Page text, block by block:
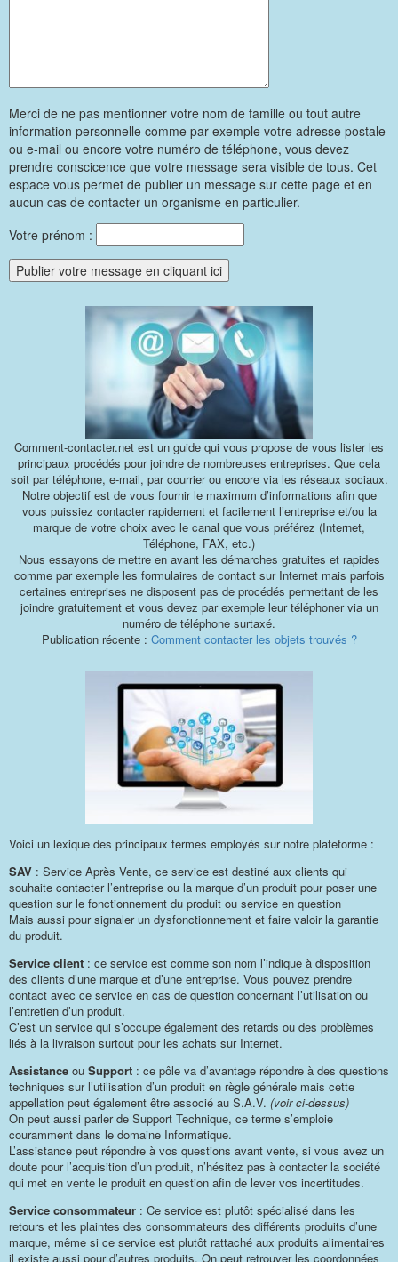
Merci de ne pas mentionner votre nom de famille ou tout autre
information personnelle comme par exemple votre adresse postale
ou e-mail ou encore votre numéro de téléphone, vous devez
prendre conscicence que votre message sera visible de tous. Cet
espace vous permet de publier un message sur cette page et en
aucun cas de contacter un organisme en particulier.
Votre prénom :
Comment-contacter.net est un guide qui vous propose de vous lister les
principaux procédés pour joindre de nombreuses entreprises. Que cela
soit par téléphone, e-mail, par courrier ou encore via les réseaux sociaux.
Notre objectif est de vous fournir le maximum d’informations afin que
vous puissiez contacter rapidement et facilement l’entreprise et/ou la
marque de votre choix avec le canal que vous préférez (Internet,
Téléphone, FAX, etc.)
Nous essayons de mettre en avant les démarches gratuites et rapides
comme par exemple les formulaires de contact sur Internet mais parfois
certaines entreprises ne disposent pas de procédés permettant de les
joindre gratuitement et vous devez par exemple leur téléphoner via un
numéro de téléphone surtaxé.
Publication récente : Comment contacter les objets trouvés ?
Voici un lexique des principaux termes employés sur notre plateforme :
SAV : Service Après Vente, ce service est destiné aux clients qui
souhaite contacter l’entreprise ou la marque d’un produit pour poser une
question sur le fonctionnement du produit ou service en question
Mais aussi pour signaler un dysfonctionnement et faire valoir la garantie
du produit.
Service client : ce service est comme son nom l’indique à disposition
des clients d’une marque et d’une entreprise. Vous pouvez prendre
contact avec ce service en cas de question concernant l’utilisation ou
l’entretien d’un produit.
C’est un service qui s’occupe également des retards ou des problèmes
liés à la livraison surtout pour les achats sur Internet.
Assistance ou Support : ce pôle va d’avantage répondre à des questions
techniques sur l’utilisation d’un produit en règle générale mais cette
appellation peut également être associé au S.A.V. (voir ci-dessus)
On peut aussi parler de Support Technique, ce terme s’emploie
couramment dans le domaine Informatique.
L’assistance peut répondre à vos questions avant vente, si vous avez un
doute pour l’acquisition d’un produit, n’hésitez pas à contacter la société
qui met en vente le produit en question afin de lever vos incertitudes.
Service consommateur : Ce service est plutôt spécialisé dans les
retours et les plaintes des consommateurs des différents produits d’une
marque, même si ce service est plutôt rattaché aux produits alimentaires
il existe aussi pour d’autres produits. On peut retrouver les coordonnées